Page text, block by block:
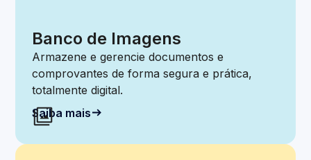
Banco de Imagens
Armazene e gerencie documentos e
comprovantes de forma segura e prática,
totalmente digital.
Saiba mais